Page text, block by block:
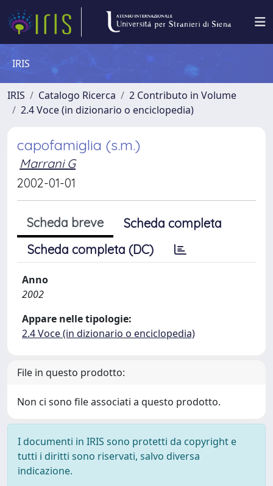
IRIS
IRIS Catalogo Ricerca
2 Contributo in Volume
2.4 Voce (in dizionario o enciclopedia)
capofamiglia (s.m.)
Marrani G
2002-01-01
Scheda breve
Scheda completa
Scheda completa (DC)
Anno
2002
Appare nelle tipologie:
2.4 Voce (in dizionario o enciclopedia)
File in questo prodotto:
Non ci sono file associati a questo prodotto.
I documenti in IRIS sono protetti da copyright e
tutti i diritti sono riservati, salvo diversa
indicazione.